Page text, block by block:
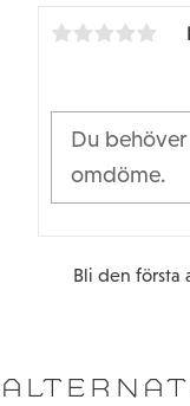
Bli den första